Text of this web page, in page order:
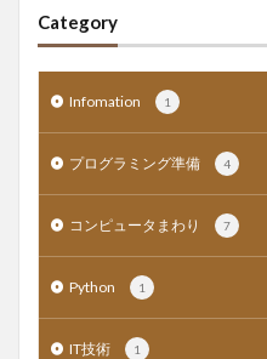
Category
Infomation 1
プログラミング準備 4
コンピュータまわり 7
Python 1
IT技術 1